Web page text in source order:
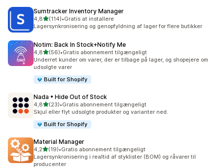
Sumtracker Inventory Manager
4,8ud af 5 stjerner
(114)
114 anmeldelser i alt
•Gratis at installere
Lagersynkronisering og genopfyldning af lager for flere butikker
Notim: Back In Stock+Notify Me
4,8ud af 5 stjerner
(56)
56 anmeldelser i alt
•Gratis abonnement tilgængeligt
Underret kunder om varer, der er tilbage på lager, og shopejere om
udsolgte varer
Built for Shopify
Nada • Hide Out of Stock
4,8ud af 5 stjerner
(23)
23 anmeldelser i alt
•Gratis abonnement tilgængeligt
Skjul eller flyt udsolgte produkter og varianter ned.
Built for Shopify
Material Manager
4,2ud af 5 stjerner
(19)
19 anmeldelser i alt
•Gratis abonnement tilgængeligt
Lagersynkronisering i realtid af styklister (BOM) og råvarer til
producenter